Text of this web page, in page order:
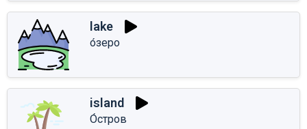
lake
о́зеро
island
О́стров